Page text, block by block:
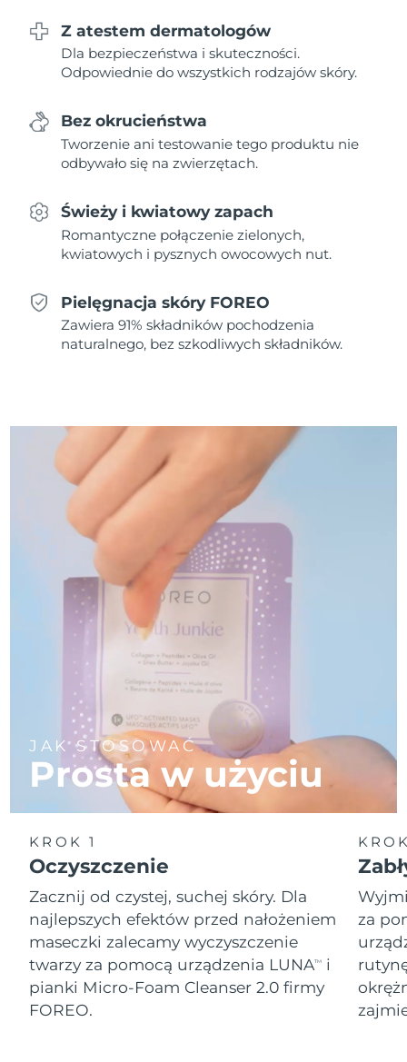
Z atestem dermatologów
Dla bezpieczeństwa i skuteczności.
Odpowiednie do wszystkich rodzajów skóry.
Bez okrucieństwa
Tworzenie ani testowanie tego produktu nie
odbywało się na zwierzętach.
Świeży i kwiatowy zapach
Romantyczne połączenie zielonych,
kwiatowych i pysznych owocowych nut.
Pielęgnacja skóry FOREO
Zawiera 91% składników pochodzenia
naturalnego, bez szkodliwych składników.
JAK STOSOWAĆ
Prosta w użyciu
KROK 1
Oczyszczenie
Zacznij od czystej, suchej skóry. Dla
najlepszych efektów przed nałożeniem
maseczki zalecamy wyczyszczenie
twarzy za pomocą urządzenia LUNATM
i
pianki Micro-Foam Cleanser 2.0 firmy
FOREO.
za
Holandia
Oczekiwany czas dostawy
Norwegia
Oczekiwany czas dostawy
Oman
Filipiny
Oczekiwany czas dostawy
Polska
Oczekiwany czas dostawy
Portoryko
Katar
Oczekiwany czas dostawy
Reunion
Oczekiwany czas dostawy
Rumunia
Oczekiwany czas dostawy
Oczekiwany czas dostawy
Arabia Saudyjska
Oczekiwany czas dostawy
Singapur
Oczekiwany czas dostawy
8/11/26
Słowenia
8/11/26
Republika
Południowej Afryki
Oczekiwany czas dostawy
8/19/26
Korea Południowa
Oczekiwany czas dostawy
8/13/26